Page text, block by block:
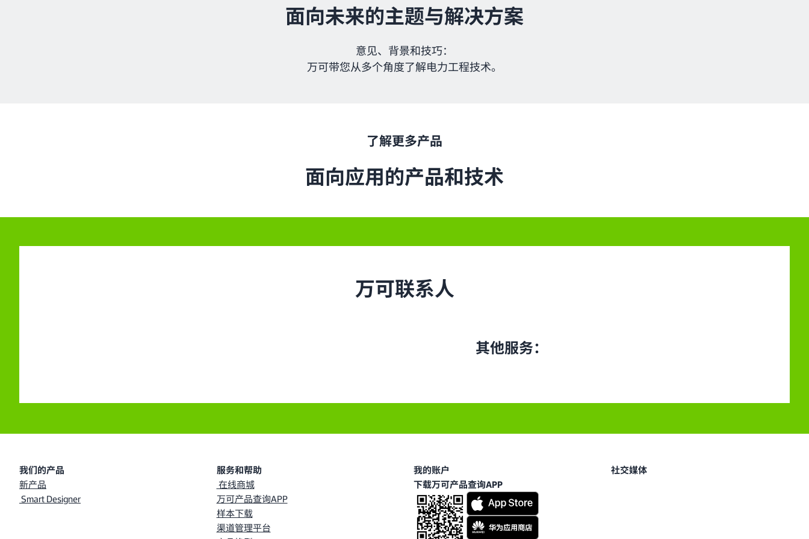
面向未来的主题与解决方案
意见、背景和技巧：
万可带您从多个角度了解电力工程技术。
了解更多产品
面向应用的产品和技术
万可联系人
其他服务：
我们的产品
新产品
Smart Designer
服务和帮助
在线商城
万可产品查询APP
样本下载
渠道管理平台
我的账户
下载万可产品查询APP
社交媒体